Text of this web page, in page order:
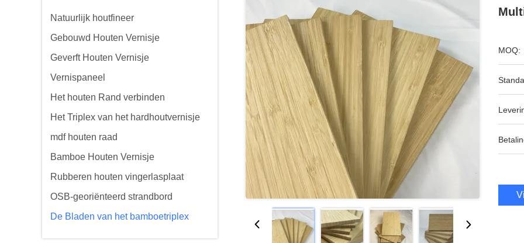
Natuurlijk houtfineer
Gebouwd Houten Vernisje
Geverft Houten Vernisje
Vernispaneel
Het houten Rand verbinden
Het Triplex van het hardhoutvernisje
mdf houten raad
Bamboe Houten Vernisje
Rubberen houten vingerlasplaat
OSB-georiënteerd strandbord
De Bladen van het bamboetriplex
MOQ: